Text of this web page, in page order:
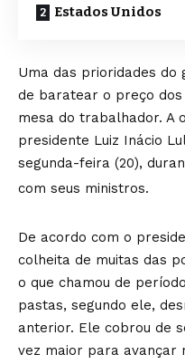
Estados Unidos
Uma das prioridades do
de baratear o preço
mesa do trabalhador. A
presidente Luiz Inácio
segunda-feira (20),
com seus ministros.
De acordo com o
colheita de muitas das
o que chamou de
pastas, segundo ele,
anterior. Ele cobrou de
vez maior para avançar